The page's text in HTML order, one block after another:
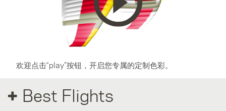
欢迎点击“play”按钮，开启您专属的定制色彩。
Best Flights